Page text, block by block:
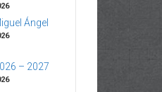
Ángel
– 2027